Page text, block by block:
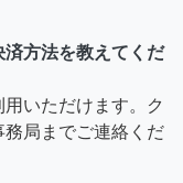
方法を教えてくだ
いただけます。ク
局までご連絡くだ